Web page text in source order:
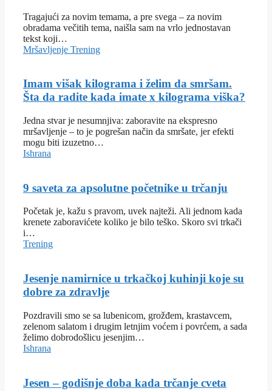
Tragajući za novim temama, a pre svega – za novim
obradama večitih tema, naišla sam na vrlo jednostavan
tekst koji…
Mršavljenje Trening
Imam višak kilograma i želim da smršam.
Šta da radite kada imate x kilograma viška?
Jedna stvar je nesumnjiva: zaboravite na ekspresno
mršavljenje – to je pogrešan način da smršate, jer efekti
mogu biti izuzetno…
Ishrana
9 saveta za apsolutne početnike u trčanju
Početak je, kažu s pravom, uvek najteži. Ali jednom kada
krenete zaboravićete koliko je bilo teško. Skoro svi trkači
i…
Trening
Jesenje namirnice u trkačkoj kuhinji koje su
dobre za zdravlje
Pozdravili smo se sa lubenicom, grožđem, krastavcem,
zelenom salatom i drugim letnjim voćem i povrćem, a sada
želimo dobrodošlicu jesenjim…
Ishrana
Jesen – godišnje doba kada trčanje cveta